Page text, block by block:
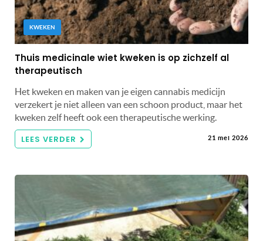
KWEKEN
Thuis medicinale wiet kweken is op zichzelf al
therapeutisch
Het kweken en maken van je eigen cannabis medicijn
verzekert je niet alleen van een schoon product, maar het
kweken zelf heeft ook een therapeutische werking.
LEES VERDER 21 mei 2026